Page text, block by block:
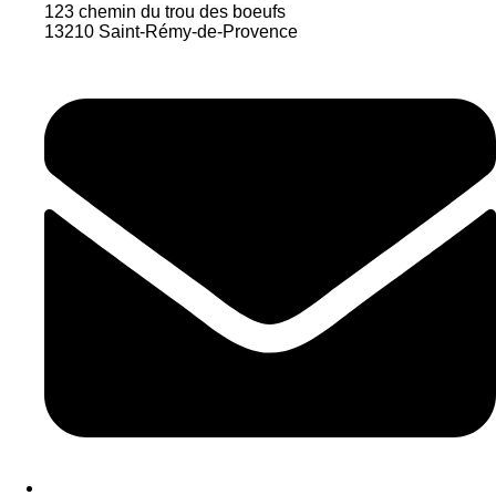
123 chemin du trou des boeufs
13210 Saint-Rémy-de-Provence